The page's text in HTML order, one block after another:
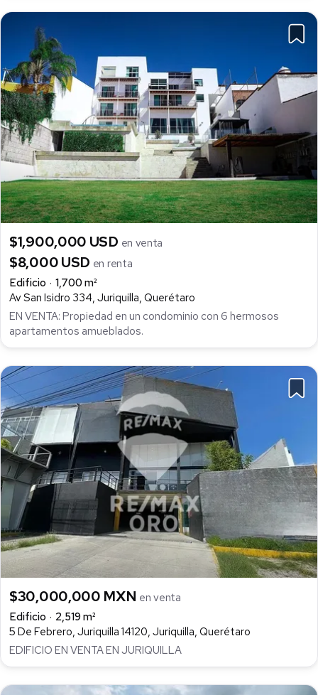
$1,900,000 USD en venta
$8,000 USD en renta
Edificio
1,700 m²
Av San Isidro 334, Juriquilla, Querétaro
EN VENTA: Propiedad en un condominio con 6 hermosos
apartamentos amueblados.
$30,000,000 MXN en venta
Edificio
2,519 m²
5 De Febrero, Juriquilla 14120, Juriquilla, Querétaro
EDIFICIO EN VENTA EN JURIQUILLA